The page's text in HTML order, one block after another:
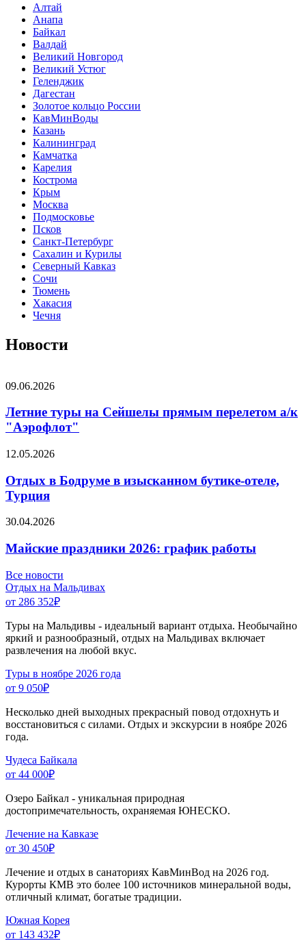
Алтай
Анапа
Байкал
Валдай
Великий Новгород
Великий Устюг
Геленджик
Дагестан
Золотое кольцо России
КавМинВоды
Казань
Калининград
Камчатка
Карелия
Кострома
Крым
Москва
Подмосковье
Псков
Санкт-Петербург
Сахалин и Курилы
Северный Кавказ
Сочи
Тюмень
Хакасия
Чечня
Новости
09.06.2026
Летние туры на Сейшелы прямым перелетом а/к
"Аэрофлот"
12.05.2026
Отдых в Бодруме в изысканном бутике-отеле,
Турция
30.04.2026
Майские праздники 2026: график работы
Все новости
Отдых на Мальдивах
от 286 352₽
Туры на Мальдивы - идеальный вариант отдыха. Необычайно
яркий и разнообразный, отдых на Мальдивах включает
развлечения на любой вкус.
Туры в ноябре 2026 года
от 9 050₽
Несколько дней выходных прекрасный повод отдохнуть и
восстановиться с силами. Отдых и экскурсии в ноябре 2026
года.
Чудеса Байкала
от 44 000₽
Озеро Байкал - уникальная природная
достопримечательность, охраняемая ЮНЕСКО.
Лечение на Кавказе
от 30 450₽
Лечение и отдых в санаториях КавМинВод на 2026 год.
Курорты КМВ это более 100 источников минеральной воды,
отличный климат, богатые традиции.
Южная Корея
от 143 432₽